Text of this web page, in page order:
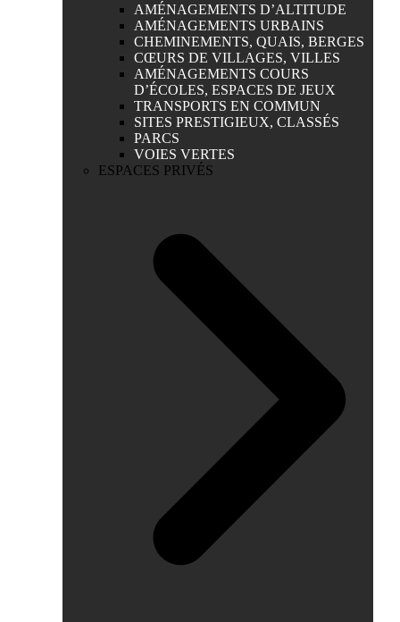
AMÉNAGEMENTS D’ALTITUDE
AMÉNAGEMENTS URBAINS
CHEMINEMENTS, QUAIS, BERGES
CŒURS DE VILLAGES, VILLES
AMÉNAGEMENTS COURS
D’ÉCOLES, ESPACES DE JEUX
TRANSPORTS EN COMMUN
SITES PRESTIGIEUX, CLASSÉS
PARCS
VOIES VERTES
ESPACES PRIVÉS